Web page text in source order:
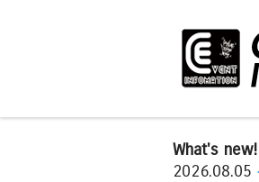
What's new!
2026.08.05